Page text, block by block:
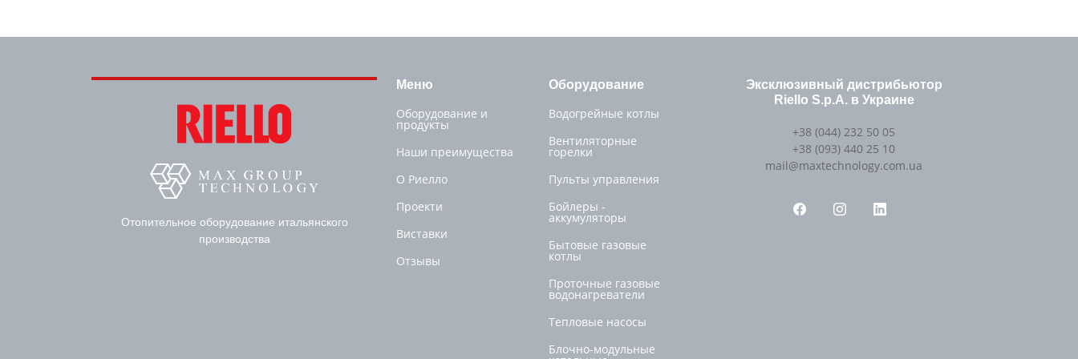
Отопительное оборудование итальянского
производства
Меню
Оборудование и
продукты
Наши преимущества
О Риелло
Проекти
Виставки
Отзывы
Оборудование
Водогрейные котлы
Вентиляторные
горелки
Пульты управления
Бойлеры -
аккумуляторы
Бытовые газовые
котлы
Проточные газовые
водонагреватели
Тепловые насосы
Блочно-модульные
Эксклюзивный дистрибьютор
Riello S.p.A. в Украине
+38 (044) 232 50 05
+38 (093) 440 25 10
mail@maxtechnology.com.ua